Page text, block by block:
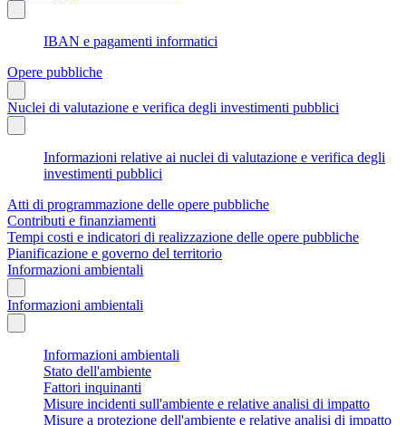
IBAN e pagamenti informatici
Opere pubbliche
Nuclei di valutazione e verifica degli investimenti pubblici
Informazioni relative ai nuclei di valutazione e verifica degli
investimenti pubblici
Atti di programmazione delle opere pubbliche
Contributi e finanziamenti
Tempi costi e indicatori di realizzazione delle opere pubbliche
Pianificazione e governo del territorio
Informazioni ambientali
Informazioni ambientali
Informazioni ambientali
Stato dell'ambiente
Fattori inquinanti
Misure incidenti sull'ambiente e relative analisi di impatto
Misure a protezione dell'ambiente e relative analisi di impatto